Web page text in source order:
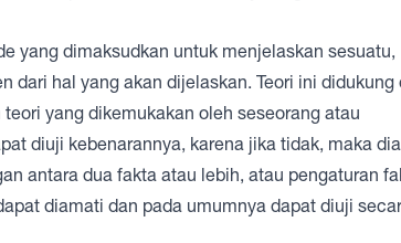
yang dimaksudkan untuk menjelaskan sesuatu,
dari hal yang akan dijelaskan. Teori ini didukung
yang dikemukakan oleh seseorang atau
diuji kebenarannya, karena jika tidak, maka dia
antara dua fakta atau lebih, atau pengaturan
diamati dan pada umumnya dapat diuji